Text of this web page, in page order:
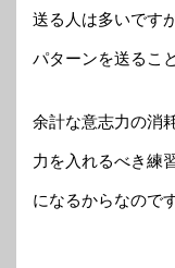
送る人は多いです
パターンを送るこ
余計な意志力の消
力を入れるべき練
になるからなのです